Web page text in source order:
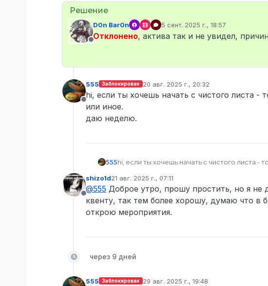
Не в сети
D0n Bar0n 5 сент. 2025 г., 18:57
отредактировано
Отклонено, актива так и не увидел,
Не в сети
555 Заблокирован 20 авг. 2025 г., 20:32
отредактировано
hi, если ты хочешь начать с чистого листа -
или иное.
даю неделю.
555hi, если ты хочешь начать с чистого листа -
Не в сети
shizo1d21 авг. 2025 г., 07:11
отредактировано
@555 Доброе утро, прошу простить, но я не
квенту, так тем более хорошу, думаю что в
открою мероприятия.
через 9 дней
555 Заблокирован 29 авг. 2025 г., 19:48